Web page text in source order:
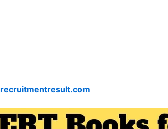
recruitmentresult.com